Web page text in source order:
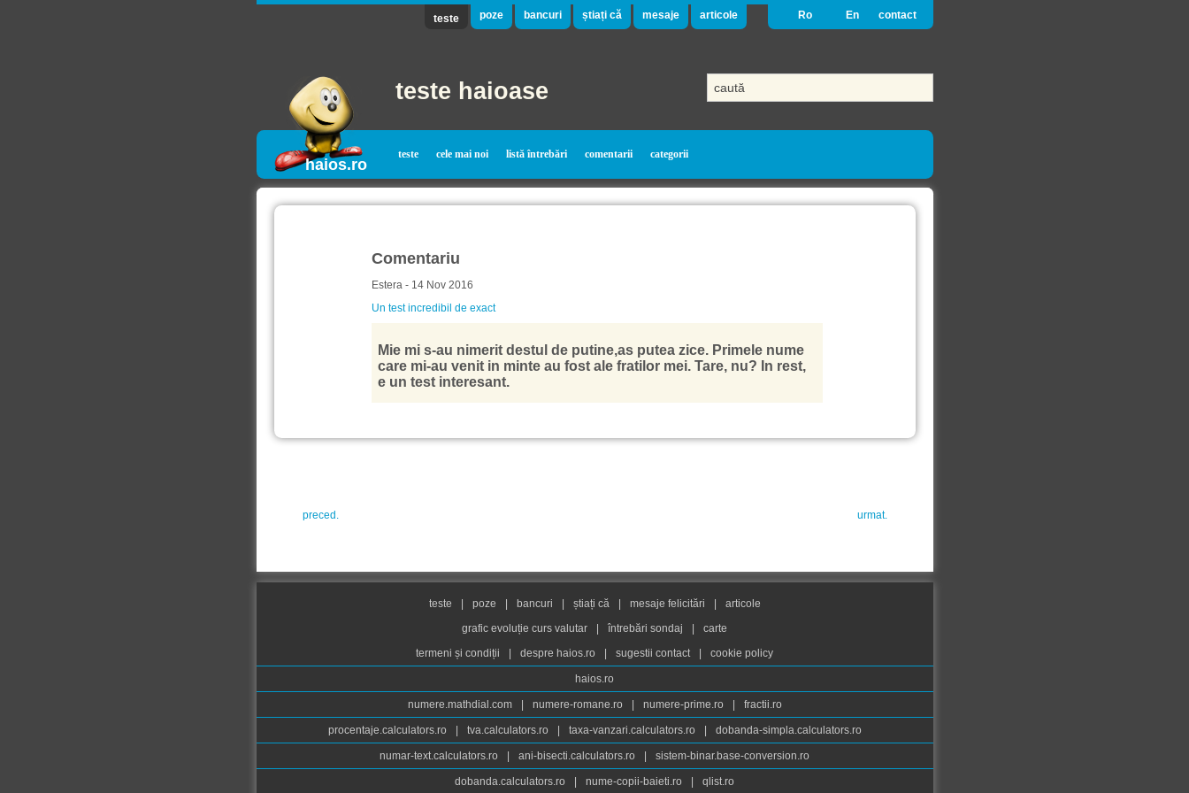
teste poze bancuri știați că mesaje articole Ro En contact
teste haioase
haios.ro
teste cele mai noi listă întrebări comentarii categorii
Comentariu
Estera - 14 Nov 2016
Un test incredibil de exact
Mie mi s-au nimerit destul de putine,as putea zice. Primele nume
care mi-au venit in minte au fost ale fratilor mei. Tare, nu? In rest,
e un test interesant.
preced. urmat.
teste poze bancuri știați că mesaje felicitări
articole
grafic evoluție curs valutar
întrebări sondaj
carte
termeni și condiții
despre haios.ro sugestii contact cookie policy
haios.ro
numere.mathdial.com numere-romane.ro numere-prime.ro fractii.ro
procentaje.calculators.ro tva.calculators.ro taxa-vanzari.calculators.ro dobanda-simpla.calculators.ro
numar-text.calculators.ro ani-bisecti.calculators.ro sistem-binar.base-conversion.ro
dobanda.calculators.ro nume-copii-baieti.ro qlist.ro